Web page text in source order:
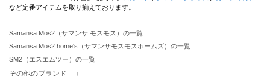
など定番アイテムを取り揃えております。
Samansa Mos2（サマンサ モスモス）の一覧
Samansa Mos2 home's（サマンサモスモスホームズ）の一覧
SM2（エスエムツー）の一覧
TSUHARU by Samansa Mos2（ツハルバイサマンサモスモス）の一覧
その他のブランド ＋